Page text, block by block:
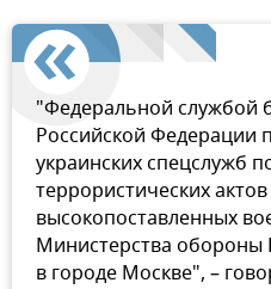
"Федеральной службой
Российской Федерации
украинских спецслужб
террористических
высокопоставленных
Министерства обороны
в городе Москве", –